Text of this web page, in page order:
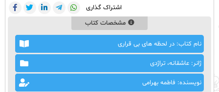
اشتراک گذاری
مشخصات کتاب
نام کتاب: در لحظه های بی قراری
ژانر: عاشقانه، تراژدی
نویسنده: فاطمه بهرامی